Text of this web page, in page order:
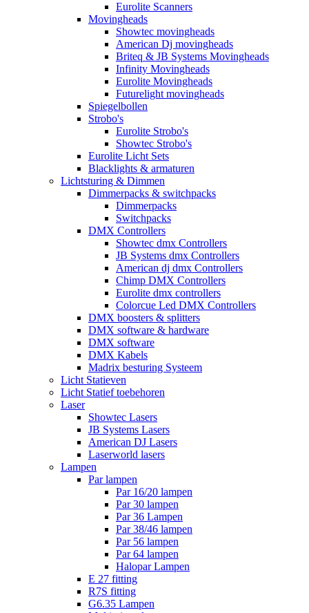
Eurolite Scanners
Movingheads
Showtec movingheads
American Dj movingheads
Briteq & JB Systems Movingheads
Infinity Movingheads
Eurolite Movingheads
Futurelight movingheads
Spiegelbollen
Strobo's
Eurolite Strobo's
Showtec Strobo's
Eurolite Licht Sets
Blacklights & armaturen
Lichtsturing & Dimmen
Dimmerpacks & switchpacks
Dimmerpacks
Switchpacks
DMX Controllers
Showtec dmx Controllers
JB Systems dmx Controllers
American dj dmx Controllers
Chimp DMX Controllers
Eurolite dmx controllers
Colorcue Led DMX Controllers
DMX boosters & splitters
DMX software & hardware
DMX software
DMX Kabels
Madrix besturing Systeem
Licht Statieven
Licht Statief toebehoren
Laser
Showtec Lasers
JB Systems Lasers
American DJ Lasers
Laserworld lasers
Lampen
Par lampen
Par 16/20 lampen
Par 30 lampen
Par 36 Lampen
Par 38/46 lampen
Par 56 lampen
Par 64 lampen
Halopar Lampen
E 27 fitting
R7S fitting
G6.35 Lampen